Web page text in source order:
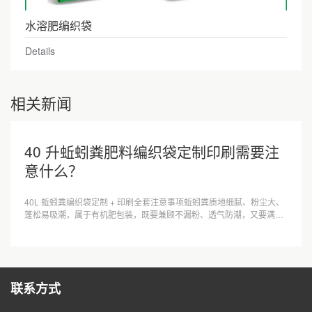
水溶肥编织袋
Details
相关新闻
40 升蚯蚓粪肥料编织袋定制印刷需要注
意什么？
40L 蚯蚓粪编织袋定制 + 印刷全套注意事项蚯蚓粪质地细腻、粉尘大、
蓬松易吸潮，属于有机肥包装，既要兼顾不漏粉、透气防潮，又要满足
联系方式